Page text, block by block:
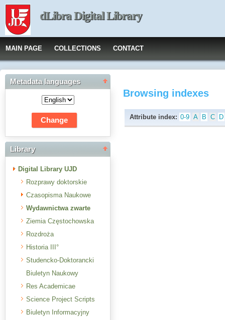
dLibra Digital Library
MAIN PAGE COLLECTIONS CONTACT
Metadata languages
Library
Digital Library UJD
Rozprawy doktorskie
Czasopisma Naukowe
Wydawnictwa zwarte
Ziemia Częstochowska
Rozdroża
Historia III°
Studencko-Doktorancki
Biuletyn Naukowy
Res Academicae
Science Project Scripts
Biuletyn Informacyjny
Browsing indexes
Attribute index: 0-9 A B C D